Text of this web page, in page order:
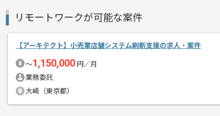
リモートワークが可能な案件
【アーキテクト】小売業店舗システム刷新支援の求人・案件
〜1,150,000 円／月
業務委託
大崎（東京都）